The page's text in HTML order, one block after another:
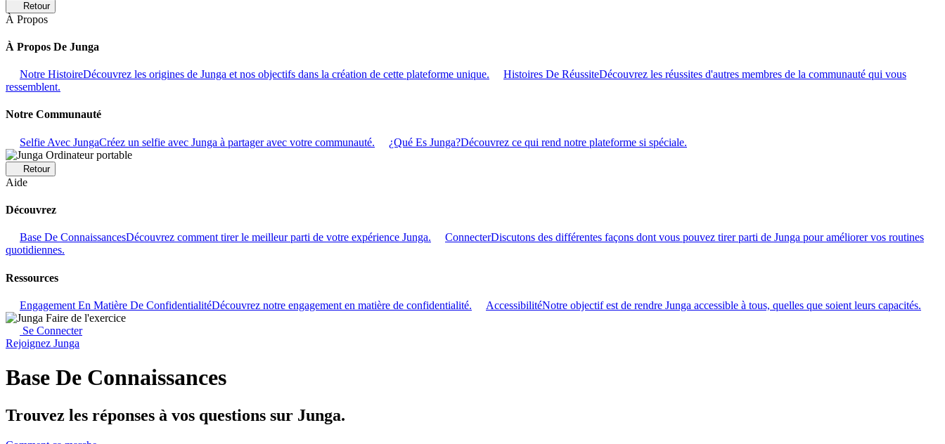
Retour
À Propos
À Propos De Junga
Notre HistoireDécouvrez les origines de Junga et nos objectifs dans la création de cette plateforme unique. Histoires De RéussiteDécouvrez les réussites d'autres membres de la communauté qui vous
ressemblent.
Notre Communauté
Selfie Avec JungaCréez un selfie avec Junga à partager avec votre communauté. ¿Qué Es Junga?Découvrez ce qui rend notre plateforme si spéciale.
Retour
Aide
Découvrez
Base De ConnaissancesDécouvrez comment tirer le meilleur parti de votre expérience Junga. ConnecterDiscutons des différentes façons dont vous pouvez tirer parti de Junga pour améliorer vos routines
quotidiennes.
Ressources
Engagement En Matière De ConfidentialitéDécouvrez notre engagement en matière de confidentialité. AccessibilitéNotre objectif est de rendre Junga accessible à tous, quelles que soient leurs capacités.
Se Connecter
Rejoignez Junga
Base De Connaissances
Trouvez les réponses à vos questions sur Junga.